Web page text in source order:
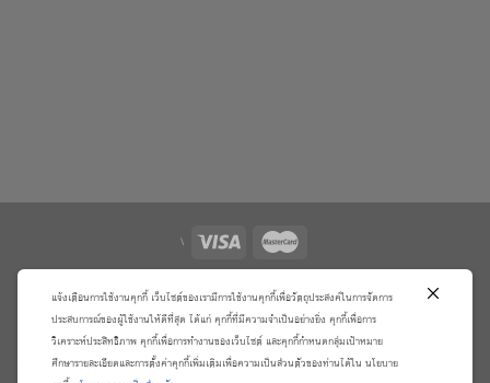
\
เกี่ยวกับเรา
วิธีการสั่งซื้อสินค้าและการรับประกันสินค้า
แจ้งชำระเงิน
ตรวจสอบสถานะออเดอร์
จัดการข้อมูลส่วนบุคคล
ติดต่อเราและร้องเรียน
แจ้งเตือนการใช้งานคุกกี้ เว็บไซต์ของเรามีการใช้งานคุกกี้เพื่อวัตถุประสงค์ในการจัดการ
ประสบการณ์ของผู้ใช้งานให้ดีที่สุด ได้แก่ คุกกี้ที่มีความจำเป็นอย่างยิ่ง คุกกี้เพื่อการ
วิเคราะห์ประสิทธิภาพ คุกกี้เพื่อการทำงานของเว็บไซต์ และคุกกี้กำหนดกลุ่มเป้าหมาย
ศึกษารายละเอียดและการตั้งค่าคุกกี้เพิ่มเติมเพื่อความเป็นส่วนตัวของท่านได้ใน นโยบาย